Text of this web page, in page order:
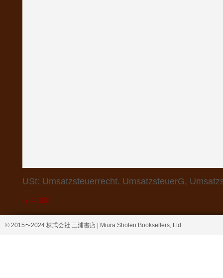
USt: Umsatzsteuerrecht. UmsatzsteuerG,
価格
￥4,368
© 2015〜2024 株式会社 三浦書店 | Miura Shoten Booksellers, Ltd.